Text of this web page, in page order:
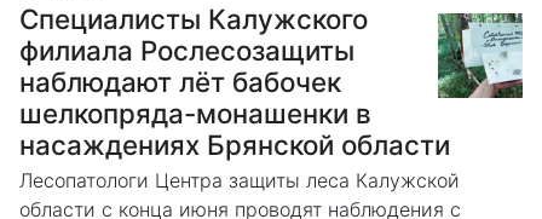
Специалисты Калужского
филиала Рослесозащиты
наблюдают лёт бабочек
шелкопряда-монашенки в
насаждениях Брянской области
Лесопатологи Центра защиты леса Калужской
области с конца июня проводят наблюдения с